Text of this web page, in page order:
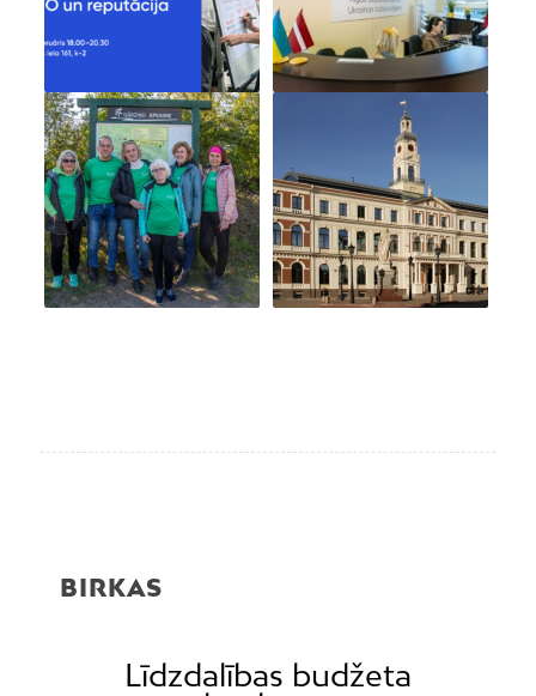
BIRKAS
Līdzdalības budžeta